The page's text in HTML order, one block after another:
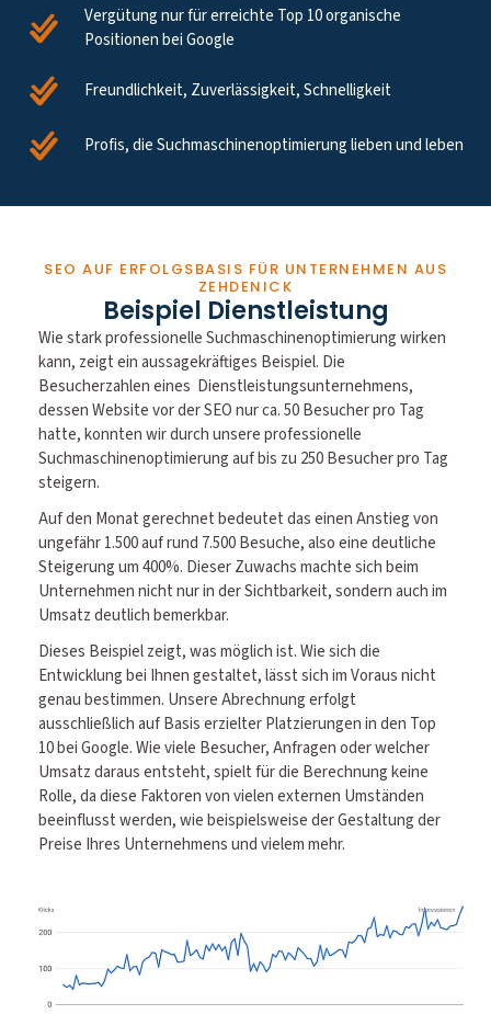
Vergütung nur für erreichte Top 10 organische
Positionen bei Google
Freundlichkeit, Zuverlässigkeit, Schnelligkeit
Profis, die Suchmaschinenoptimierung lieben und leben
SEO AUF ERFOLGSBASIS FÜR UNTERNEHMEN AUS
ZEHDENICK
Beispiel Dienstleistung
Wie stark professionelle Suchmaschinenoptimierung wirken
kann, zeigt ein aussagekräftiges Beispiel. Die
Besucherzahlen eines Dienstleistungsunternehmens,
dessen Website vor der SEO nur ca. 50 Besucher pro Tag
hatte, konnten wir durch unsere professionelle
Suchmaschinenoptimierung auf bis zu 250 Besucher pro Tag
steigern.
Auf den Monat gerechnet bedeutet das einen Anstieg von
ungefähr 1.500 auf rund 7.500 Besuche, also eine deutliche
Steigerung um 400%. Dieser Zuwachs machte sich beim
Unternehmen nicht nur in der Sichtbarkeit, sondern auch im
Umsatz deutlich bemerkbar.
Dieses Beispiel zeigt, was möglich ist. Wie sich die
Entwicklung bei Ihnen gestaltet, lässt sich im Voraus nicht
genau bestimmen. Unsere Abrechnung erfolgt
ausschließlich auf Basis erzielter Platzierungen in den Top
10 bei Google. Wie viele Besucher, Anfragen oder welcher
Umsatz daraus entsteht, spielt für die Berechnung keine
Rolle, da diese Faktoren von vielen externen Umständen
beeinflusst werden, wie beispielsweise der Gestaltung der
Preise Ihres Unternehmens und vielem mehr.